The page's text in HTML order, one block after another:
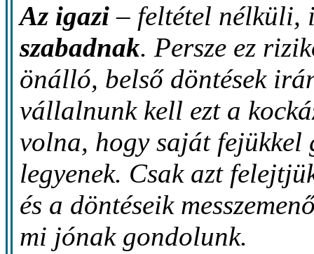
Az igazi – feltétel nélküli,
szabadnak. Persze ez
önálló, belső döntések
vállalnunk kell ezt a
volna, hogy saját fejükkel
legyenek. Csak azt
és a döntéseik
mi jónak gondolunk.